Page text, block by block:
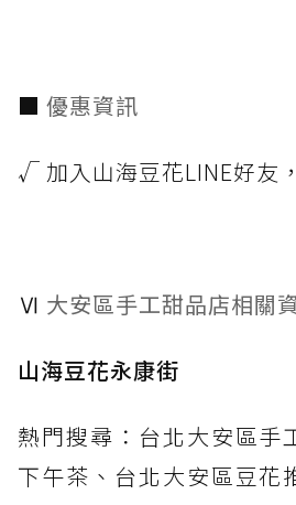
■ 優惠資訊
√ 加入山海豆花LINE好友
Ⅵ 大安區手工甜品店相關
山海豆花永康街
熱門搜尋：台北大安區手
下午茶、台北大安區豆花